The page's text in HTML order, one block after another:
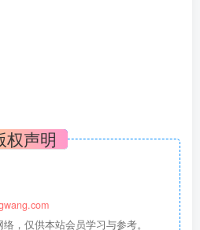
权声明
，仅供本站会员学习与参考。